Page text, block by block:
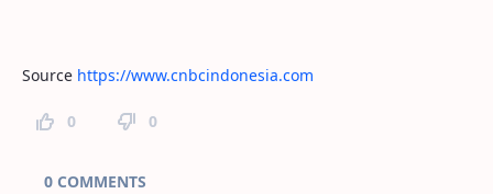
Source https://www.cnbcindonesia.com
0 0
Page Comments
0 COMMENTS